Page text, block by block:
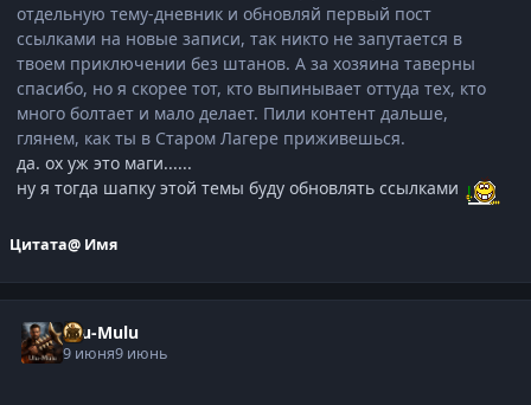
отдельную тему-дневник и обновляй первый пост
ссылками на новые записи, так никто не запутается в
твоем приключении без штанов. А за хозяина таверны
спасибо, но я скорее тот, кто выпинывает оттуда тех, кто
много болтает и мало делает. Пили контент дальше,
глянем, как ты в Старом Лагере приживешься.
да. ох уж это маги......
ну я тогда шапку этой темы буду обновлять ссылками
Цитата@ Имя
Ulu-Mulu
9 июня9 июнь